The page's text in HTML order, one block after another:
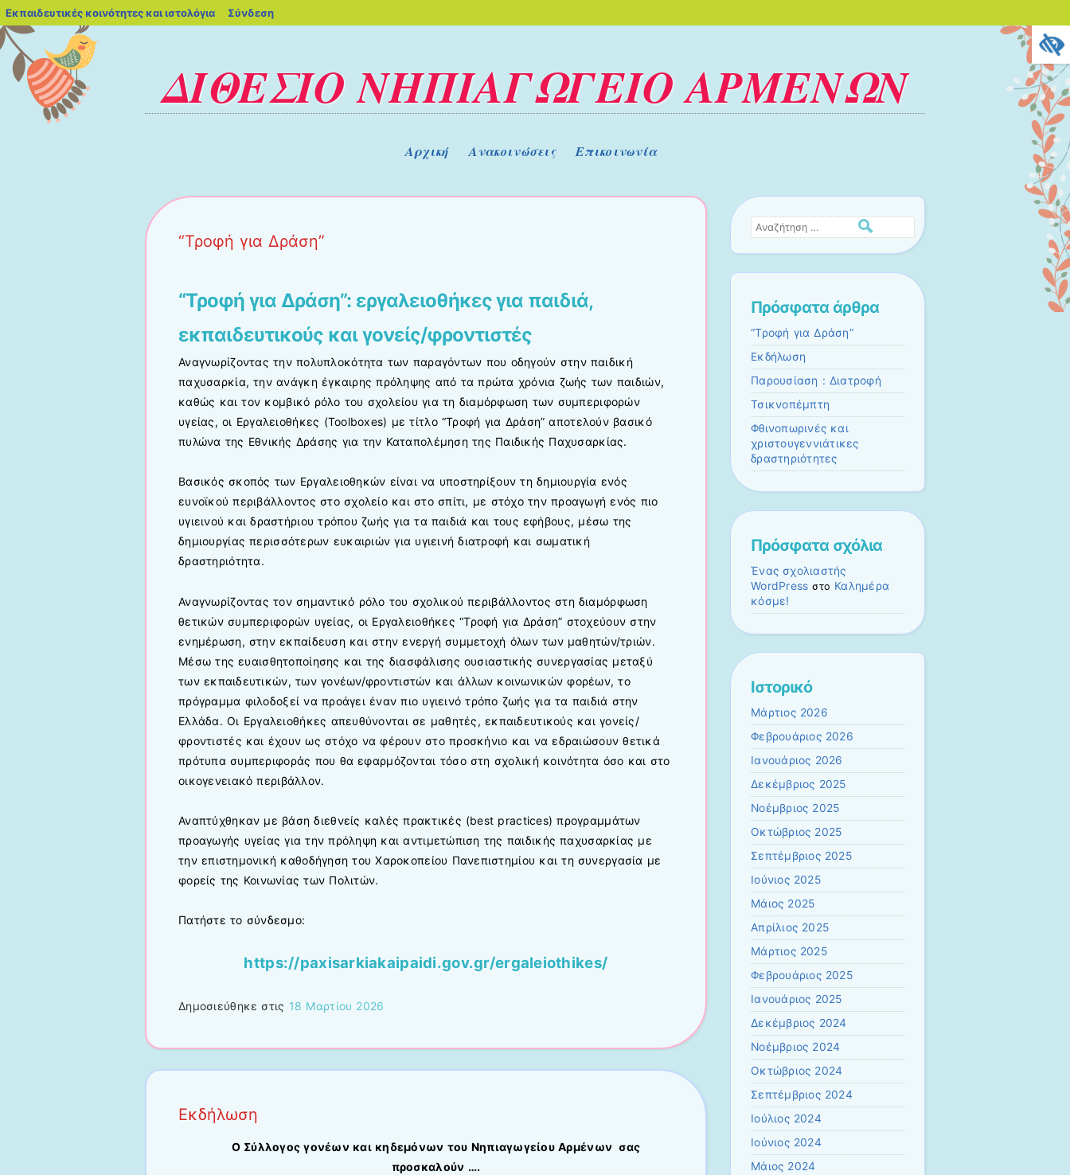
ΔΙΘΕΣΙΟ ΝΗΠΙΑΓΩΓΕΙΟ ΑΡΜΕΝΩΝ
Αρχική Ανακοινώσεις Επικοινωνία
“Τροφή για Δράση”
“Τροφή για Δράση”: εργαλειοθήκες για παιδιά,
εκπαιδευτικούς και γονείς/φροντιστές
Αναγνωρίζοντας την πολυπλοκότητα των παραγόντων που οδηγούν στην παιδική
παχυσαρκία, την ανάγκη έγκαιρης πρόληψης από τα πρώτα χρόνια ζωής των παιδιών,
καθώς και τον κομβικό ρόλο του σχολείου για τη διαμόρφωση των συμπεριφορών
υγείας, οι Εργαλειοθήκες (Toolboxes) με τίτλο “Τροφή για Δράση” αποτελούν βασικό
πυλώνα της Εθνικής Δράσης για την Καταπολέμηση της Παιδικής Παχυσαρκίας.
Βασικός σκοπός των Εργαλειοθηκών είναι να υποστηρίξουν τη δημιουργία ενός
ευνοϊκού περιβάλλοντος στο σχολείο και στο σπίτι, με στόχο την προαγωγή ενός πιο
υγιεινού και δραστήριου τρόπου ζωής για τα παιδιά και τους εφήβους, μέσω της
δημιουργίας περισσότερων ευκαιριών για υγιεινή διατροφή και σωματική
δραστηριότητα.
Αναγνωρίζοντας τον σημαντικό ρόλο του σχολικού περιβάλλοντος στη διαμόρφωση
θετικών συμπεριφορών υγείας, οι Εργαλειοθήκες “Τροφή για Δράση” στοχεύουν στην
ενημέρωση, στην εκπαίδευση και στην ενεργή συμμετοχή όλων των μαθητών/τριών.
Μέσω της ευαισθητοποίησης και της διασφάλισης ουσιαστικής συνεργασίας μεταξύ
των εκπαιδευτικών, των γονέων/φροντιστών και άλλων κοινωνικών φορέων, το
πρόγραμμα φιλοδοξεί να προάγει έναν πιο υγιεινό τρόπο ζωής για τα παιδιά στην
Ελλάδα. Οι Εργαλειοθήκες απευθύνονται σε μαθητές, εκπαιδευτικούς και γονείς/
φροντιστές και έχουν ως στόχο να φέρουν στο προσκήνιο και να εδραιώσουν θετικά
πρότυπα συμπεριφοράς που θα εφαρμόζονται τόσο στη σχολική κοινότητα όσο και στο
οικογενειακό περιβάλλον.
Αναπτύχθηκαν με βάση διεθνείς καλές πρακτικές (best practices) προγραμμάτων
προαγωγής υγείας για την πρόληψη και αντιμετώπιση της παιδικής παχυσαρκίας με
την επιστημονική καθοδήγηση του Χαροκοπείου Πανεπιστημίου και τη συνεργασία με
φορείς της Κοινωνίας των Πολιτών.
Πατήστε το σύνδεσμο:
https://paxisarkiakaipaidi.gov.gr/ergaleiothikes/
Δημοσιεύθηκε στις 18 Μαρτίου 2026
Εκδήλωση
Ο Σύλλογος γονέων και κηδεμόνων του Νηπιαγωγείου Αρμένων σας
προσκαλούν ….
Αναζήτηση
Πρόσφατα άρθρα
“Τροφή για Δράση”
Εκδήλωση
Παρουσίαση : Διατροφή
Τσικνοπέμπτη
Φθινοπωρινές και
χριστουγεννιάτικες
δραστηριότητες
Πρόσφατα σχόλια
Ένας σχολιαστής
WordPress στο Καλημέρα
κόσμε!
Ιστορικό
Μάρτιος 2026
Φεβρουάριος 2026
Ιανουάριος 2026
Δεκέμβριος 2025
Νοέμβριος 2025
Οκτώβριος 2025
Σεπτέμβριος 2025
Ιούνιος 2025
Μάιος 2025
Απρίλιος 2025
Μάρτιος 2025
Φεβρουάριος 2025
Ιανουάριος 2025
Δεκέμβριος 2024
Νοέμβριος 2024
Οκτώβριος 2024
Σεπτέμβριος 2024
Ιούλιος 2024
Ιούνιος 2024
Μάιος 2024
Εκπαιδευτικές κοινότητες και ιστολόγια blogs.sch.gr
Σύνδεση